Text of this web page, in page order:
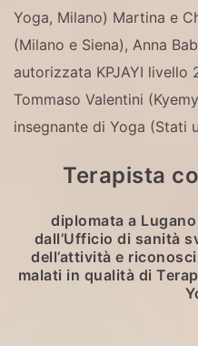
Yoga, Milano) Martina e
(Milano e Siena), Anna
autorizzata KPJAYI livello
Tommaso Valentini
insegnante di Yoga (Stati
Terapista
diplomata a
dall’Ufficio di sanità
dell’attività e
malati in qualità di